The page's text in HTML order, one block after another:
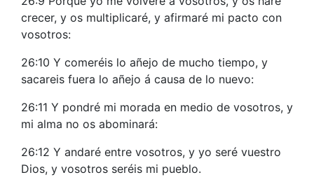
crecer, y os multiplicaré, y afirmaré mi pacto con
vosotros:
26:10 Y comeréis lo añejo de mucho tiempo, y
sacareis fuera lo añejo á causa de lo nuevo:
26:11 Y pondré mi morada en medio de vosotros, y
mi alma no os abominará:
26:12 Y andaré entre vosotros, y yo seré vuestro
Dios, y vosotros seréis mi pueblo.